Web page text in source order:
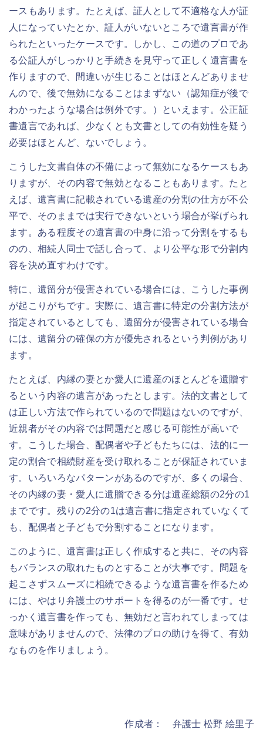
ースもあります。たとえば、証人として不適格な人が証
人になっていたとか、証人がいないところで遺言書が作
られたといったケースです。しかし、この道のプロであ
る公証人がしっかりと手続きを見守って正しく遺言書を
作りますので、間違いが生じることはほとんどありませ
んので、後で無効になることはまずない（認知症が後で
わかったような場合は例外です。）といえます。公正証
書遺言であれば、少なくとも文書としての有効性を疑う
必要はほとんど、ないでしょう。
こうした文書自体の不備によって無効になるケースもあ
りますが、その内容で無効となることもあります。たと
えば、遺言書に記載されている遺産の分割の仕方が不公
平で、そのままでは実行できないという場合が挙げられ
ます。ある程度その遺言書の中身に沿って分割をするも
のの、相続人同士で話し合って、より公平な形で分割内
容を決め直すわけです。
特に、遺留分が侵害されている場合には、こうした事例
が起こりがちです。実際に、遺言書に特定の分割方法が
指定されているとしても、遺留分が侵害されている場合
には、遺留分の確保の方が優先されるという判例があり
ます。
たとえば、内縁の妻とか愛人に遺産のほとんどを遺贈す
るという内容の遺言があったとします。法的文書として
は正しい方法で作られているので問題はないのですが、
近親者がその内容では問題だと感じる可能性が高いで
す。こうした場合、配偶者や子どもたちには、法的に一
定の割合で相続財産を受け取れることが保証されていま
す。いろいろなパターンがあるのですが、多くの場合、
その内縁の妻・愛人に遺贈できる分は遺産総額の2分の1
までです。残りの2分の1は遺言書に指定されていなくて
も、配偶者と子どもで分割することになります。
このように、遺言書は正しく作成すると共に、その内容
もバランスの取れたものとすることが大事です。問題を
起こさずスムーズに相続できるような遺言書を作るため
には、やはり弁護士のサポートを得るのが一番です。せ
っかく遺言書を作っても、無効だと言われてしまっては
意味がありませんので、法律のプロの助けを得て、有効
なものを作りましょう。
作成者： 弁護士 松野 絵里子